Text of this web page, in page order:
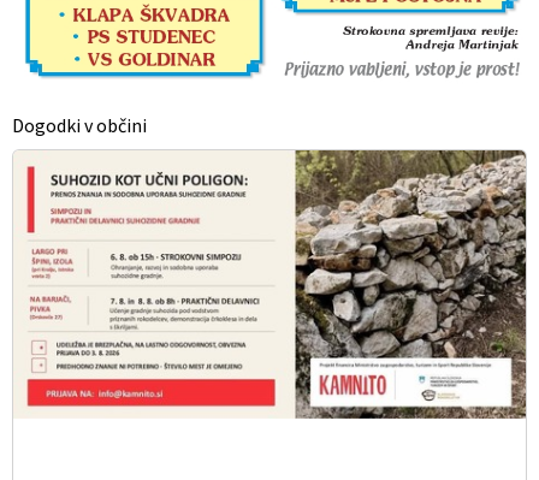
Dogodki v občini